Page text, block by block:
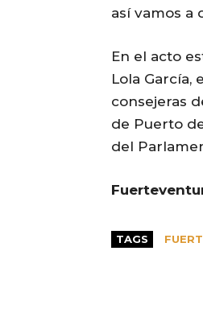
así vamos a
En el acto
Lola García,
consejeras
de Puerto
del
TAGS